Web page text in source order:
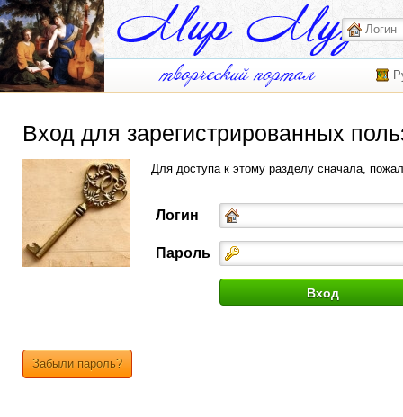
Вход для зарегистрированных
Для доступа к этому разделу сначала,
Логин
Пароль
Забыли пароль?